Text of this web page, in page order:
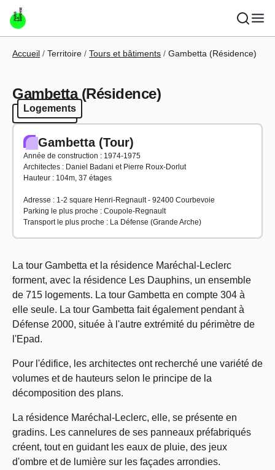
Aller au contenu principal
Fil d'Ariane
Accueil Territoire Tours et bâtiments Gambetta (Résidence)
Gambetta (Résidence)
Logements
Logements
Gambetta (Tour)
Année de construction : 1974-1975
Architectes : Daniel Badani et Pierre Roux-Dorlut
Hauteur : 104m, 37 étages
Adresse : 1-2 square Henri-Regnault - 92400 Courbevoie
Parking le plus proche : Coupole-Regnault
Transport le plus proche : La Défense (Grande Arche)
La tour Gambetta et la résidence Maréchal-Leclerc
forment, avec la résidence Les Dauphins, un ensemble
de 715 logements. La tour Gambetta en compte 304 à
elle seule. La tour Gambetta fait également pendant à
Défense 2000, située à l'autre extrémité du périmètre de
l'Epad.
Pour l'édifice, les architectes ont recherché une variété de
volumes et de hauteurs selon le principe de la
décomposition des plans.
La résidence Maréchal-Leclerc, elle, se présente en
gradins. Les cannelures de ses panneaux préfabriqués
créent, tout en guidant les eaux de pluie, des jeux
d'ombre et de lumière sur les façades arrondies.